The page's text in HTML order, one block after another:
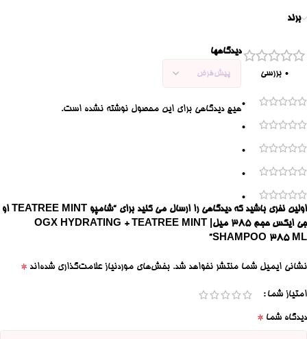
برند
0 بررسی
0
0
0
0
0
دیدگاهها
هیچ دیدگاهی برای این محصول نوشته نشده است.
اولین نفری باشید که دیدگاهی را ارسال می کنید برای “شامپو TEATREE MINT او
جی ایکس حجم ۳۸۵ میل| OGX HYDRATING + TEATREE MINT
SHAMPOO 385 ML”
نشانی ایمیل شما منتشر نخواهد شد. بخش‌های موردنیاز علامت‌گذاری شده‌اند *
امتیاز شما
دیدگاه شما *